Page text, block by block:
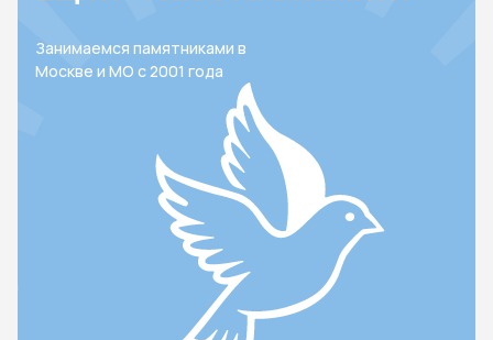
Занимаемся памятниками в
Москве и МО с 2001 года